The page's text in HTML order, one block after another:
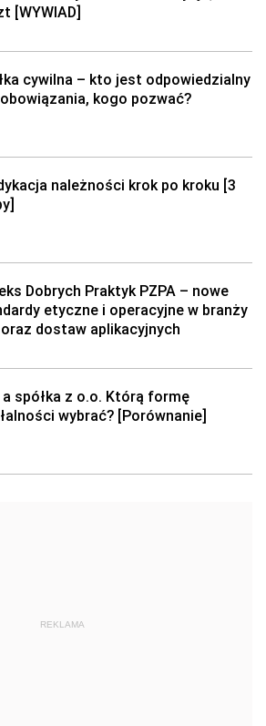
[WYWIAD]
cywilna – kto jest odpowiedzialny
kogo pozwać?
należności krok po kroku [3
Dobrych Praktyk PZPA – nowe
etyczne i operacyjne w branży
dostaw aplikacyjnych
a spółka z o.o. Którą formę
wybrać? [Porównanie]
REKLAMA